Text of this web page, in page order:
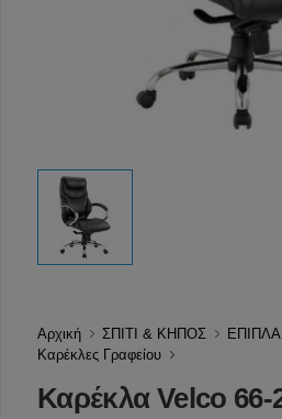
Αρχική ΣΠΙΤΙ & ΚΗΠΟΣ
Καρέκλες Γραφείου
Καρέκλα Velco 66-